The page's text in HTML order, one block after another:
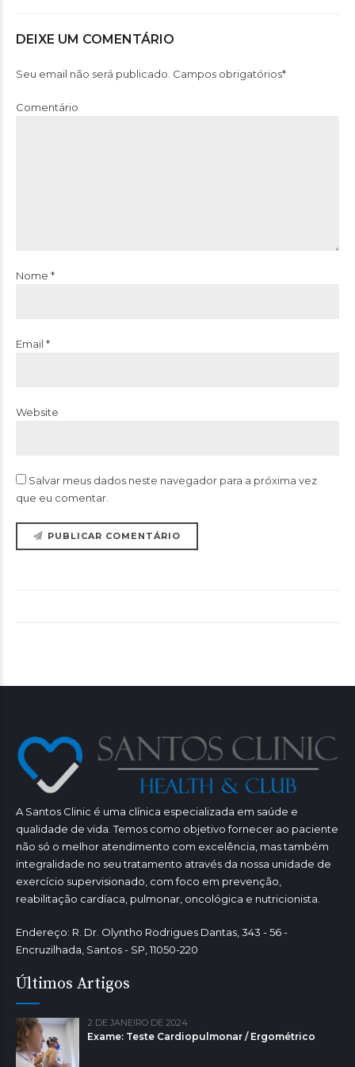
DEIXE UM COMENTÁRIO
Seu email não será publicado. Campos obrigatórios*
Comentário
Nome *
Email *
Website
Salvar meus dados neste navegador para a próxima vez
que eu comentar.
PUBLICAR COMENTÁRIO
A Santos Clinic é uma clínica especializada em saúde e
qualidade de vida. Temos como objetivo fornecer ao paciente
não só o melhor atendimento com excelência, mas também
integralidade no seu tratamento através da nossa unidade de
exercício supervisionado, com foco em prevenção,
reabilitação cardíaca, pulmonar, oncológica e nutricionista.
Endereço: R. Dr. Olyntho Rodrigues Dantas, 343 - 56 -
Encruzilhada, Santos - SP, 11050-220
Últimos Artigos
2 DE JANEIRO DE 2024
Exame: Teste Cardiopulmonar / Ergométrico